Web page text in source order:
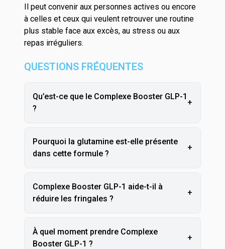
Il peut convenir aux personnes actives ou encore
à celles et ceux qui veulent retrouver une routine
plus stable face aux excès, au stress ou aux
repas irréguliers.
QUESTIONS FRÉQUENTES
Qu’est-ce que le Complexe Booster GLP-1
?
+
Pourquoi la glutamine est-elle présente
dans cette formule ?
+
Complexe Booster GLP-1 aide-t-il à
réduire les fringales ?
+
À quel moment prendre Complexe
Booster GLP-1 ?
+